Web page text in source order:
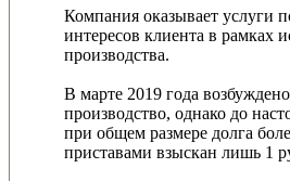
Компания оказывает услуги
интересов клиента в рамках
производства.
В марте 2019 года
производство, однако до
при общем размере долга
приставами взыскан лишь 1